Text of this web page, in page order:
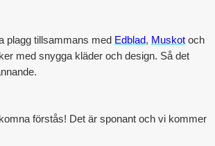
plagg tillsammans med Edblad, Muskotoch
med snygga kläder och design. Så det
förstås! Det är sponant och vi kommer